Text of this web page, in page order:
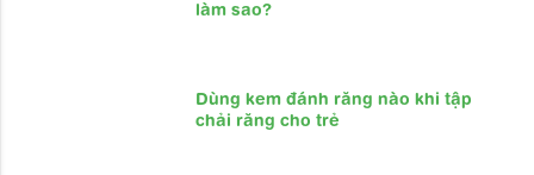
làm sao?
Dùng kem đánh răng nào khi tập
chải răng cho trẻ